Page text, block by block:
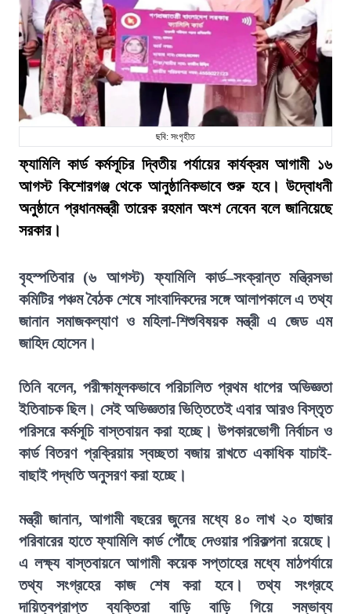
ছবি: সংগৃহীত
ফ্যামিলি কার্ড কর্মসূচির দ্বিতীয় পর্যায়ের কার্যক্রম আগামী ১৬
আগস্ট কিশোরগঞ্জ থেকে আনুষ্ঠানিকভাবে শুরু হবে। উদ্বোধনী
অনুষ্ঠানে প্রধানমন্ত্রী তারেক রহমান অংশ নেবেন বলে জানিয়েছে
সরকার।
বৃহস্পতিবার (৬ আগস্ট) ফ্যামিলি কার্ড–সংক্রান্ত মন্ত্রিসভা
কমিটির পঞ্চম বৈঠক শেষে সাংবাদিকদের সঙ্গে আলাপকালে এ তথ্য
জানান সমাজকল্যাণ ও মহিলা-শিশুবিষয়ক মন্ত্রী এ জেড এম
জাহিদ হোসেন।
তিনি বলেন, পরীক্ষামূলকভাবে পরিচালিত প্রথম ধাপের অভিজ্ঞতা
ইতিবাচক ছিল। সেই অভিজ্ঞতার ভিত্তিতেই এবার আরও বিস্তৃত
পরিসরে কর্মসূচি বাস্তবায়ন করা হচ্ছে। উপকারভোগী নির্বাচন ও
কার্ড বিতরণ প্রক্রিয়ায় স্বচ্ছতা বজায় রাখতে একাধিক যাচাই-
বাছাই পদ্ধতি অনুসরণ করা হচ্ছে।
মন্ত্রী জানান, আগামী বছরের জুনের মধ্যে ৪০ লাখ ২০ হাজার
পরিবারের হাতে ফ্যামিলি কার্ড পৌঁছে দেওয়ার পরিকল্পনা রয়েছে।
এ লক্ষ্য বাস্তবায়নে আগামী কয়েক সপ্তাহের মধ্যে মাঠপর্যায়ে
তথ্য সংগ্রহের কাজ শেষ করা হবে। তথ্য সংগ্রহে
দায়িত্বপ্রাপ্ত ব্যক্তিরা বাড়ি বাড়ি গিয়ে সম্ভাব্য